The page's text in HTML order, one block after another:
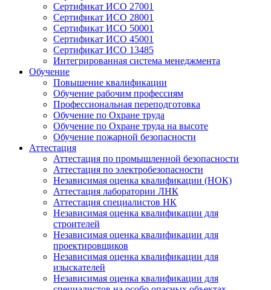
Сертификат ИСО 27001
Сертификат ИСО 28001
Сертификат ИСО 50001
Сертификат ИСО 45001
Сертификат ИСО 13485
Интегрированная система менеджмента
Обучение
Повышение квалификации
Обучение рабочим профессиям
Профессиональная переподготовка
Обучение по Охране труда
Обучение по Охране труда на высоте
Обучение пожарной безопасности
Аттестация
Аттестация по промышленной безопасности
Аттестация по электробезопасности
Независимая оценка квалификации (НОК)
Аттестация лаборатории ЛНК
Аттестация специалистов НК
Независимая оценка квалификации для
строителей
Независимая оценка квалификации для
проектировщиков
Независимая оценка квалификации для
изыскателей
Независимая оценка квалификации для